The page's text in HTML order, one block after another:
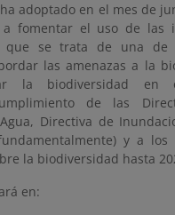
adoptado en el mes de
a fomentar el uso de las
que se trata de una de
las amenazas a la
la biodiversidad en
de las
Directiva de
y a los
la biodiversidad hasta
en: